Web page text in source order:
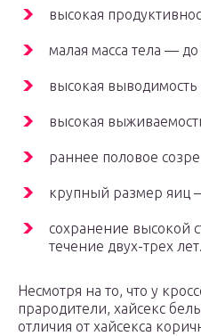
высокая
малая масса тела — до
высокая
высокая
раннее половое
крупный размер яиц
сохранение высокой
течение двух-трех лет.
Несмотря на то, что у
прародители, хайсекс
отличия от хайсекса